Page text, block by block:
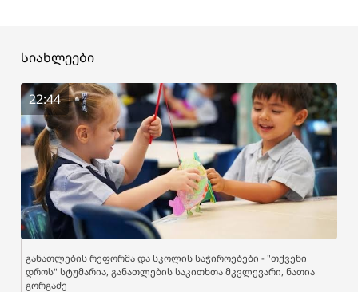
სიახლეები
22:44
განათლების რეფორმა და სკოლის საჭიროებები - "თქვენი
დროს" სტუმარია, განათლების საკითხთა მკვლევარი, ნათია
გორგაძე